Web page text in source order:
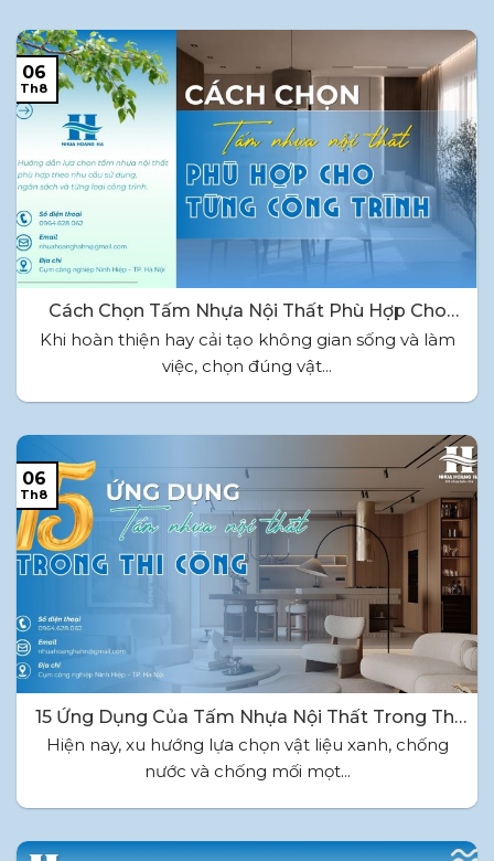
Cách Chọn Tấm Nhựa Nội Thất Phù Hợp Cho
Từng Công Trình
Khi hoàn thiện hay cải tạo không gian sống và làm
việc, chọn đúng vật...
06
Th8
15 Ứng Dụng Của Tấm Nhựa Nội Thất Trong Thi
Công
Hiện nay, xu hướng lựa chọn vật liệu xanh, chống
nước và chống mối mọt...
06
Th8